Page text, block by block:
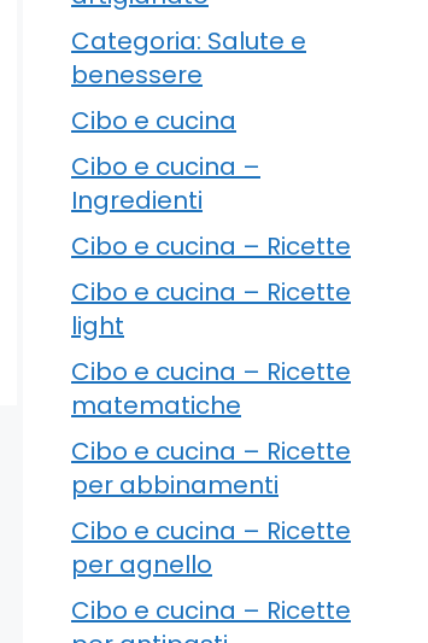
Categoria: Salute e
benessere
Cibo e cucina
Cibo e cucina –
Ingredienti
Cibo e cucina – Ricette
Cibo e cucina – Ricette
light
Cibo e cucina – Ricette
matematiche
Cibo e cucina – Ricette
per abbinamenti
Cibo e cucina – Ricette
per agnello
Cibo e cucina – Ricette